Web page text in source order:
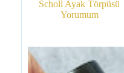
Scholl Ayak Törpüsü
Yorumum